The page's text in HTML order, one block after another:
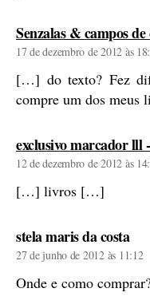
Senzalas & campos
17 de dezembro de 2012 às
[…] do texto? Fez
compre um dos
exclusivo marcador lll
12 de dezembro de 2012 às
[…] livros […]
stela maris da costadiz:
27 de junho de 2012 às 11:12
Onde e como